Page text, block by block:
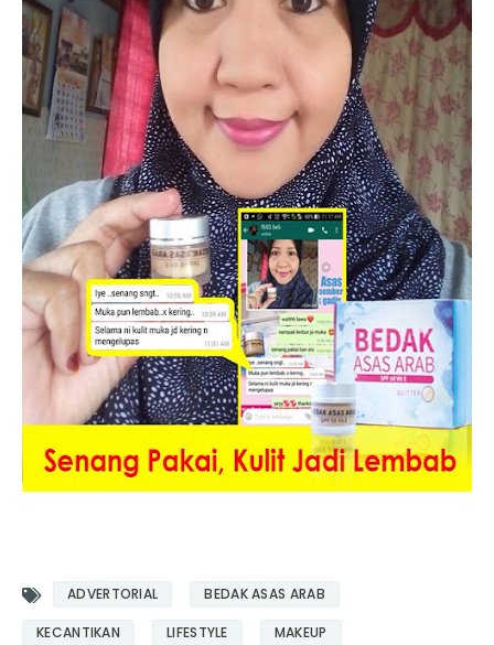
ADVERTORIAL BEDAK ASAS ARAB
KECANTIKAN LIFESTYLE MAKEUP